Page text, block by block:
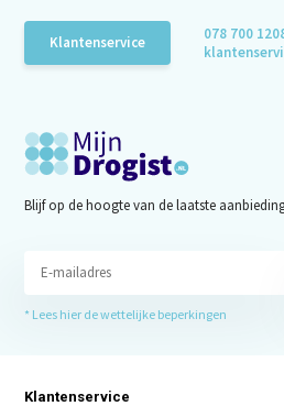
Klantenservice
078 700
Blijf op de hoogte van de laatste
* Lees hier de wettelijke beperkingen
Klantenservice